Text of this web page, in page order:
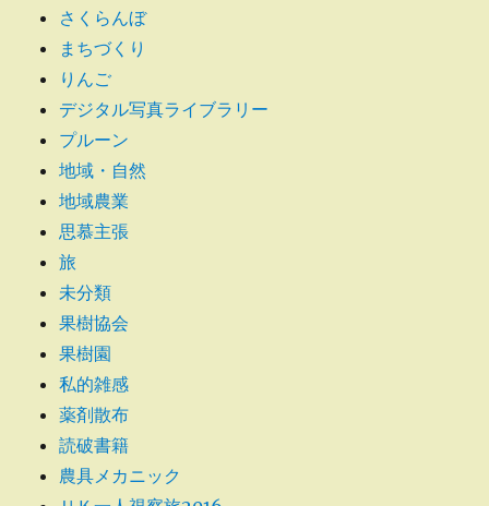
さくらんぼ
まちづくり
りんご
デジタル写真ライブラリー
プルーン
地域・自然
地域農業
思慕主張
旅
未分類
果樹協会
果樹園
私的雑感
薬剤散布
読破書籍
農具メカニック